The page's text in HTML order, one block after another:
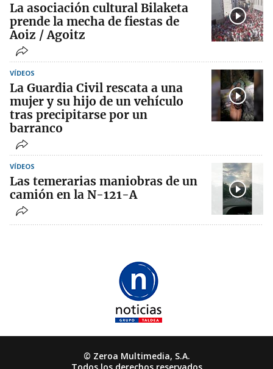
La asociación cultural Bilaketa
prende la mecha de fiestas de
Aoiz / Agoitz
VÍDEOS
La Guardia Civil rescata a una
mujer y su hijo de un vehículo
tras precipitarse por un
barranco
VÍDEOS
Las temerarias maniobras de un
camión en la N-121-A
© Zeroa Multimedia, S.A.